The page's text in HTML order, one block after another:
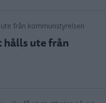
ute från